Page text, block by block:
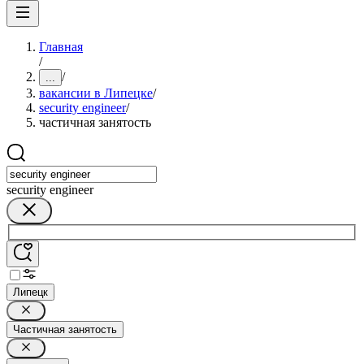
Главная
/
... /
вакансии в Липецке/
security engineer/
частичная занятость
security engineer
Липецк
Частичная занятость